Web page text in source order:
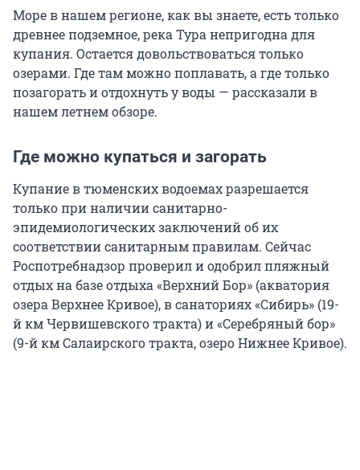
Море в нашем регионе, как вы знаете, есть только
древнее подземное, река Тура непригодна для
купания. Остается довольствоваться только
озерами. Где там можно поплавать, а где только
позагорать и отдохнуть у воды — рассказали в
нашем летнем обзоре.
Где можно купаться и загорать
Купание в тюменских водоемах разрешается
только при наличии санитарно-
эпидемиологических заключений об их
соответствии санитарным правилам. Сейчас
Роспотребнадзор проверил и одобрил пляжный
отдых на базе отдыха «Верхний Бор» (акватория
озера Верхнее Кривое), в санаториях «Сибирь» (19-
й км Червишевского тракта) и «Серебряный бор»
(9-й км Салаирского тракта, озеро Нижнее Кривое).